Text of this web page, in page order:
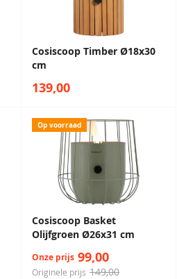
Cosiscoop Timber Ø18x30
cm
139,00
Op voorraad
Cosiscoop Basket
Olijfgroen Ø26x31 cm
Originele prijs 149,00
Onze prijs 99,00